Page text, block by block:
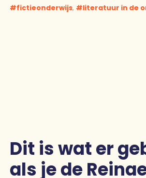
fictieonderwijs, literatuur in de
Dit is wat er
als je de